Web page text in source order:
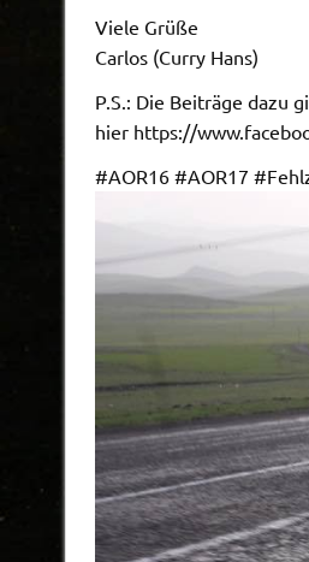
Viele Grüße
Carlos (Curry Hans)
P.S.: Die Beiträge dazu
hier https://
#AOR16 #AOR17